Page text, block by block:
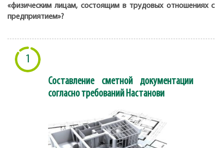
«физическим лицам, состоящим в трудовых отношениях с
предприятием»?
1
Составление сметной документации
согласно требований Настанови